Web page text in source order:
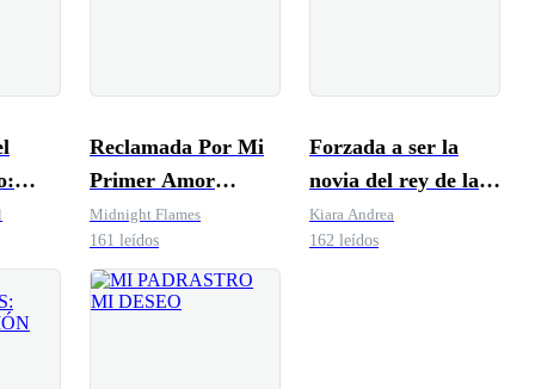
el
Reclamada Por Mi
Primer Amor
Multimillionario
Midnight Flames
161 leídos
Forzada a ser la
novia del rey de la
mafia
Kiara Andrea
162 leídos